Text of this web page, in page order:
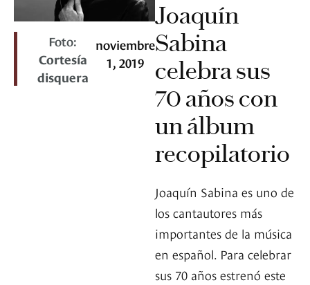
Foto:
Cortesía
disquera
noviembre
1, 2019
Joaquín
Sabina
celebra sus
70 años con
un álbum
recopilatorio
Joaquín Sabina es uno de
los cantautores más
importantes de la música
en español. Para celebrar
sus 70 años estrenó este